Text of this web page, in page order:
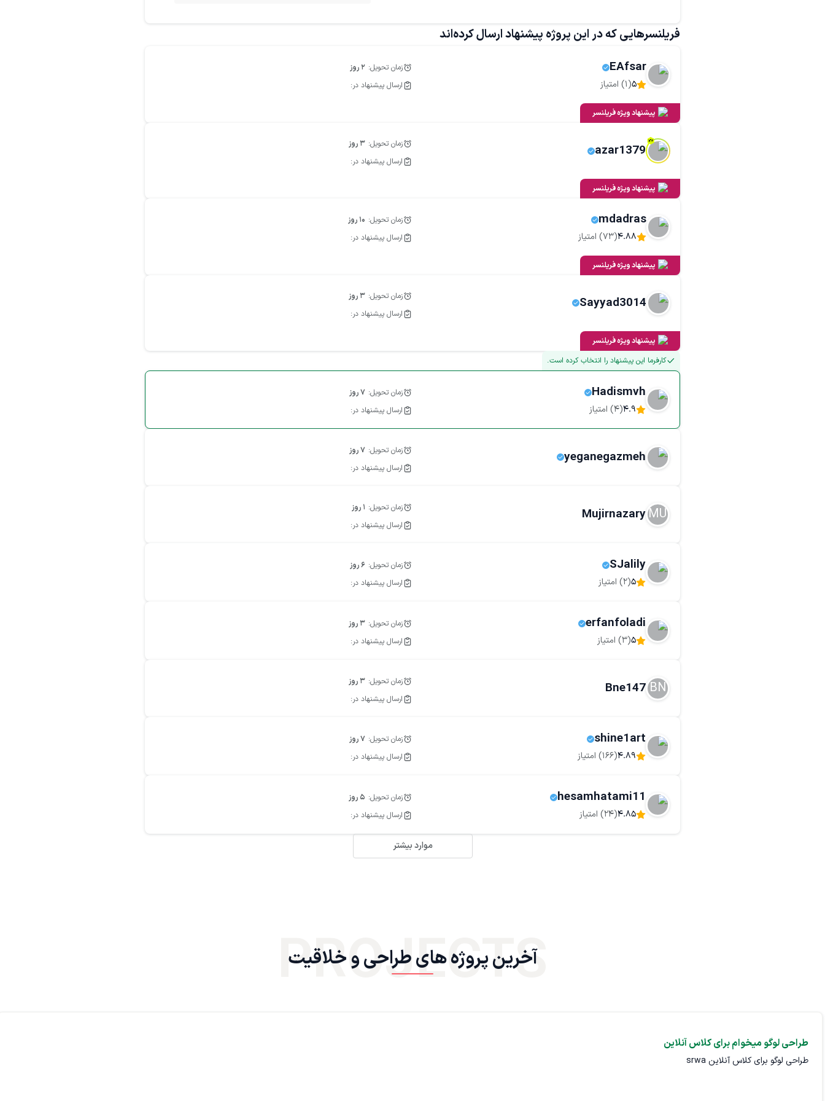
طراحی پوستر طراحی بنر طرحی فاکتور فروش طراحی ست اداریفریلنسرهایی که در این پروژه پیشنهاد ارسال کرده‌اند
پیشنهاد ویژه فریلنسر
EAfsar
5
(
1) امتیاز
زمان تحویل: 2 روز
ارسال پیشنهاد در:
پیشنهاد ویژه فریلنسر
azar1379 زمان تحویل: 3 روز
ارسال پیشنهاد در:
پیشنهاد ویژه فریلنسر
mdadras
4.88
(
73) امتیاز
زمان تحویل: 10 روز
ارسال پیشنهاد در:
پیشنهاد ویژه فریلنسر
Sayyad3014 زمان تحویل: 3 روز
ارسال پیشنهاد در:
کارفرما این پیشنهاد را انتخاب کرده است.
Hadismvh
4.9
(
4) امتیاز
زمان تحویل: 7روز
ارسال پیشنهاد در:
yeganegazmeh زمان تحویل: 7روز
ارسال پیشنهاد در:
MU
Mujirnazary زمان تحویل: 1 روز
ارسال پیشنهاد در:
SJalily
5
(
2) امتیاز
زمان تحویل: 6روز
ارسال پیشنهاد در:
erfanfoladi
5
(
3) امتیاز
زمان تحویل: 3 روز
ارسال پیشنهاد در:
BN
Bne147 زمان تحویل: 3 روز
ارسال پیشنهاد در:
shine1art
4.89
(
166) امتیاز
زمان تحویل: 7روز
ارسال پیشنهاد در:
hesamhatami11
4.85
(
24) امتیاز
زمان تحویل: 5 روز
ارسال پیشنهاد در:
موارد بیشتر
آخرین پروژه های طراحی و خلاقیت
PROJECTS
طراحی لوگو میخوام برای کلاس آنلاین
طراحی لوگو برای کلاس آنلاین srwa